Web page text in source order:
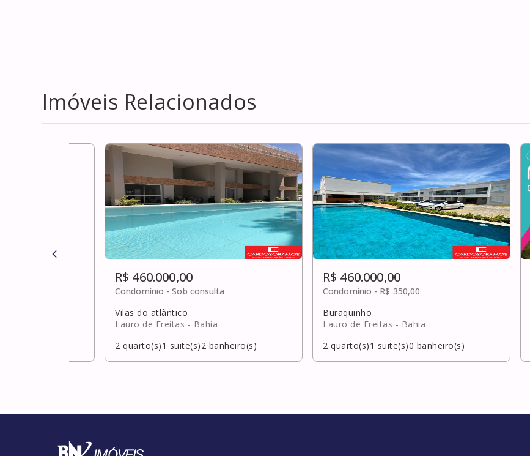
Imóveis Relacionados
R$ 460.000,00
Condomínio -Sob consulta
Vilas do atlântico
Lauro de Freitas - Bahia
2 quarto(s)1 suite(s)2 banheiro(s)
R$ 460.000,00
Condomínio - R$ 350,00
Buraquinho
Lauro de Freitas - Bahia
2 quarto(s)1 suite(s)0 banheiro(s)